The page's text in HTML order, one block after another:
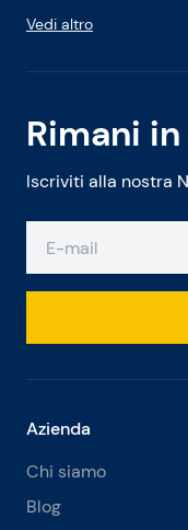
Rimani
Iscriviti alla nostra
Vedi altro
Azienda
Chi siamo
Blog